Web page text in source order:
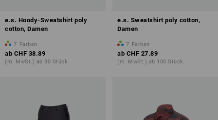
e.s. Hoody-Sweatshirt poly
cotton, Damen
7 Farben
ab CHF 38.89
(m. MwSt.) ab 30 Stück
e.s. Sweatshirt poly cotton,
Damen
7 Farben
ab CHF 27.89
(m. MwSt.) ab 100 Stück